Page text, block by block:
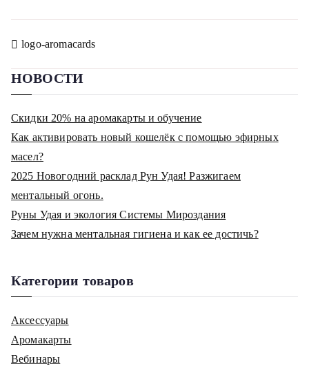
Навигация
по
записям
logo-aromacards
НОВОСТИ
Скидки 20% на аромакарты и обучение
Как активировать новый кошелёк с помощью эфирных
масел?
2025 Новогодний расклад Рун Удая! Разжигаем
ментальный огонь.
Руны Удая и экология Системы Мироздания
Зачем нужна ментальная гигиена и как ее достичь?
Категории товаров
Аксессуары
Аромакарты
Вебинары